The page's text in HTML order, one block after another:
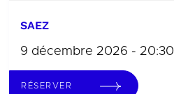
SAEZ
9 décembre 2026 - 20:30
RÉSERVER